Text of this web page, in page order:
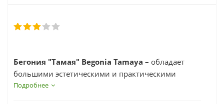
Бегония "Тамая" Begonia Tamaya – обладает
большими эстетическими и практическими
качествами, но, в дополнение к этим важным
Подробнее